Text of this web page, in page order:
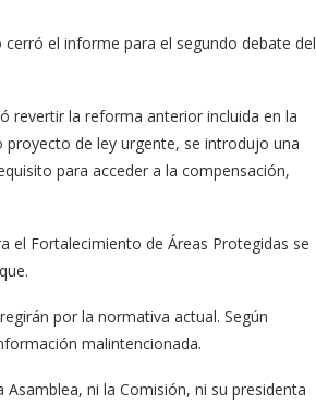
el informe para el segundo debate del
revertir la reforma anterior incluida en la
proyecto de ley urgente, se introdujo una
para acceder a la compensación,
el Fortalecimiento de Áreas Protegidas se
por la normativa actual. Según
malintencionada.
ni la Comisión, ni su presidenta